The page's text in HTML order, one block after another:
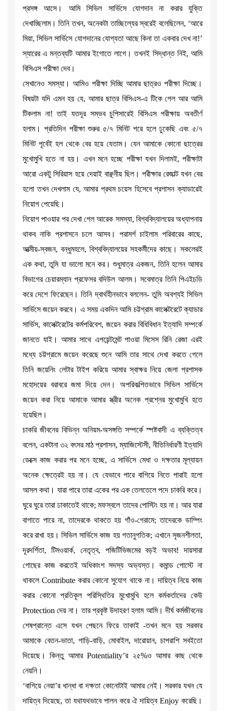
প্রসঙ্গ আসে। আমি সিভিল সার্ভিসে যোগদান না করার যুক্তি
দেখাচ্ছিলাম। তিনি তখন, অনেকটা তাচ্ছিল্যের স্বরেই বলেছিলেন, ‘আরে
মিয়া, সিভিল সার্ভিসে যোগদানের যোগ্যতা আছে কিনা তা একবার দেখ না!’
স্যারের এ মন্তব্যটি আমার ইগোতে লাগে। তখনই সিদ্ধান্ত নিই, আমি
বিসিএস পরীক্ষা দেব।
সেখানেও সমস্যা। আমিও পরীক্ষা দিচ্ছি আমার ছাত্রও পরীক্ষা দিচ্ছে।
বিষয়টা যদি এমন হয় যে, আমার ছাত্র বিসিএস-এ টিকে গেল আর আমি
টিকলাম না! তাই যতদূর সম্ভব চুপিসারেই বিসিএস পরীক্ষায় অবতীর্ণ
হলাম। প্রতিদিন পরীক্ষা শুরুর ৫/৭ মিনিট পরে হলে ঢুকেছি এবং ৫/৭
মিনিট পূর্বেই হল থেকে বের হয়ে যেতাম। যেন আমাকে কোনো ছাত্রের
মুখোমুখি হতে না হয়। এখন মনে হচ্ছে পরীক্ষা যখন দিলামই, পরীক্ষাটা
আরো একটু সিরিয়াস হয়ে দেয়াই বাঞ্ছনীয় ছিল। পরীক্ষার রেজাল্ট যখন বের
হলো তখন দেখলাম যে, আমার প্রথম চয়েস হিসেবে প্রশাসন ক্যাডারেই
নিয়োগ পেয়েছি।
নিয়োগ পাওয়ার পর দেখা গেল আরেক সমস্যা, বিশ্ববিদ্যালয়ের অধ্যাপনায়
থাকব নাকি প্রশাসনে চলে আসব। পরামর্শ চাইলাম পরিবারের কাছে,
আত্মীয়-স্বজন, বন্ধুমহলে, বিশ্ববিদ্যালয়ের সহকর্মীদের কাছে। সকলেরই
এক কথা, তুমি যা ভালো মনে কর। শুধুমাত্র একজন, তিনি হলেন আমার
বিভাগের চেয়ারম্যান প্রফেসর বদিউল আলম। সবেমাত্র তিনি পিএইচডি
করে দেশে ফিরেছেন। তিনি দ্বার্থহীনভাবে বললেন- তুমি অবশ্যই সিভিল
সার্ভিসে জয়েন করবে। এ সময় একদিন আমি চট্টগ্রাম কালেক্টরেটে ক্যাডার
সার্ভিস, কালেক্টরেটের কর্মপরিবেশ, জয়েন করার বিধিবিধান ইত্যাদি সম্পর্কে
জানতে যাই। আমার সাথে এপয়েন্টমেন্ট পাওয়া মিসেস রিনি রেজা এরই
মধ্যে চট্টগ্রামে জয়েন করেছে শুনে আমি তার সাথে দেখা করতে গেলে
তিনি জয়েনিং লেটার টাইপ করিয়ে আমার স্বাক্ষর নিয়ে জেলা প্রশাসক
মহোদয়ের বরাবরে জমা দিয়ে দেন। অপরিকল্পিতভাবে সিভিল সার্ভিসে
জয়েন করা নিয়ে আমাকে আমার স্ত্রীর অনেক প্রশ্নের মুখোমুখি হতে
হয়েছিল।
চাকরি জীবনের বিভিন্ন অনিয়ম-অসঙ্গতি সম্পর্কে স্পষ্টবাদী এ ব্যক্তিত্ব
বলেন, একটানা ৩২ বৎসর মাঠ প্রশাসন, ম্যাজিস্টেসী, নীতিনির্ধারণী ইত্যাদি
ডেক্সে কাজ করার পর মনে হচ্ছে, এ সার্ভিসে মেধা ও দক্ষতার মূল্যায়ন
অনেক ক্ষেত্রেই হয় না। যে যেভাবে পারে বাগিয়ে নিতে পারাই হলো
আসল কথা। যারা পারে তারা একের পর এক তেলতেলে পদে চাকরি করে।
ঘুরে ঘুরে তারা ঢাকাতেই থাকে; মফস্বলে তাদের পোস্টিং হয় না। আর যারা
বাগাতে পারে না, তাদেরকে থাকতে হয় গাঁও-গেরামে; তাদেরকে ডাম্পিং
করে রাখা হয়। সিভিল সার্ভিসে কাজ হয় গতানুগতিক; এখানে সৃজনশীলতা,
দূরদর্শিতা, টিমওয়ার্ক, নেতৃত্ব, পজিটিভিজমের বড়ই অভাব! দায়সারা
গোছের কাজ করতেই অধিকাংশ সদস্য অভ্যস্ত। কমান্ড পোস্টে না
থাকলে Contribute করার কোনো সুযোগ থাকে না। দায়িত্ব নিয়ে কাজ
করার কোনো প্রতিকূল পরিস্থিতির মুখোমুখি হলে কর্মকর্তাদের কেউ
Protection দেয় না। তার প্রকৃষ্ট উদাহরণ হলাম আমি। দীর্ঘ কর্মজীবনের
শেষপ্রান্তে এসে যখন পেছনে ফিরে তাকাই -তখন মনে হয় সরকার
আমাকে বেতন-ভাতা, গাড়ি-বাড়ি, মোবাইল, দারোয়ান, চাপরাশি সবইতো
দিয়েছে। কিন্তু আমার Potentiality’র ২৫%ও আমার কাছ থেকে
নেয়নি।
‘বাগিয়ে নেয়া’র ধান্ধা বা দক্ষতা কোনোটাই আমার নেই। সরকার যখন যে
দায়িত্ব দিয়েছে, তা যথাযথভাবে পালন করে ঐ দায়িত্ব Enjoy করেছি।